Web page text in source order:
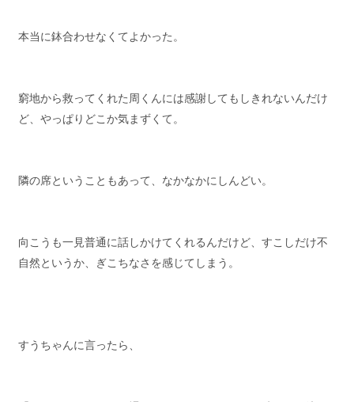
本当に鉢合わせなくてよかった。
窮地から救ってくれた周くんには感謝してもしきれないんだけ
ど、やっぱりどこか気まずくて。
隣の席ということもあって、なかなかにしんどい。
向こうも一見普通に話しかけてくれるんだけど、すこしだけ不
自然というか、ぎこちなさを感じてしまう。
すうちゃんに言ったら、